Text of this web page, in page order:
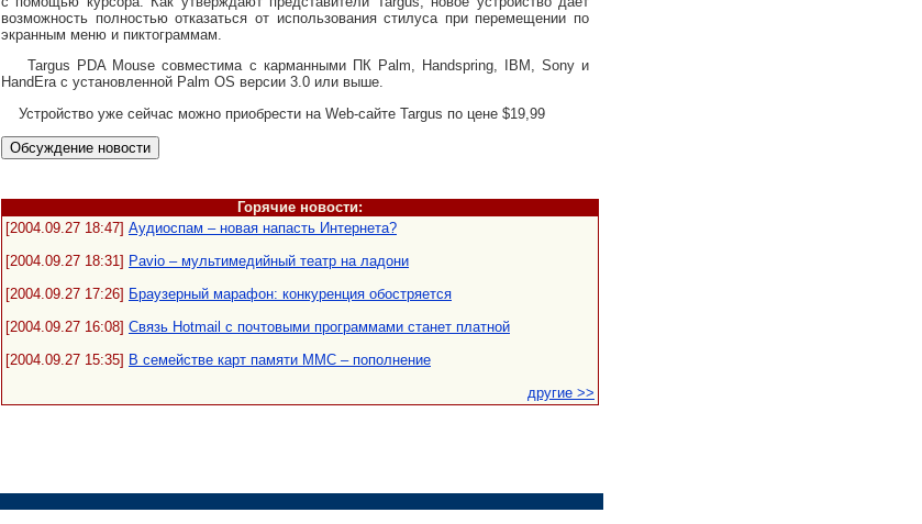
возможность полностью отказаться от использования стилуса при перемещении по
экранным меню и пиктограммам.
Targus PDA Mouse совместима с карманными ПК Palm, Handspring, IBM, Sony и
HandEra c установленной Palm OS версии 3.0 или выше.
Устройство уже сейчас можно приобрести на Web-сайте Targus по цене $19,99
Горячие новости:
[2004.09.27 18:47] Аудиоспам – новая напасть Интернета?
[2004.09.27 18:31] Pavio – мультимедийный театр на ладони
[2004.09.27 17:26] Браузерный марафон: конкуренция обостряется
[2004.09.27 16:08] Связь Hotmail с почтовыми программами станет платной
[2004.09.27 15:35] В семействе карт памяти MMC – пополнение
другие >>